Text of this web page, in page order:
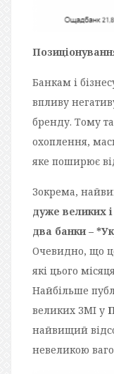
Банкам і
впливу
бренду. Тому
охоплення,
яке поширює
Зокрема,
дуже великих
два банки –
Очевидно, що
які цього
Найбільше
великих ЗМІ у
найвищий
невеликою